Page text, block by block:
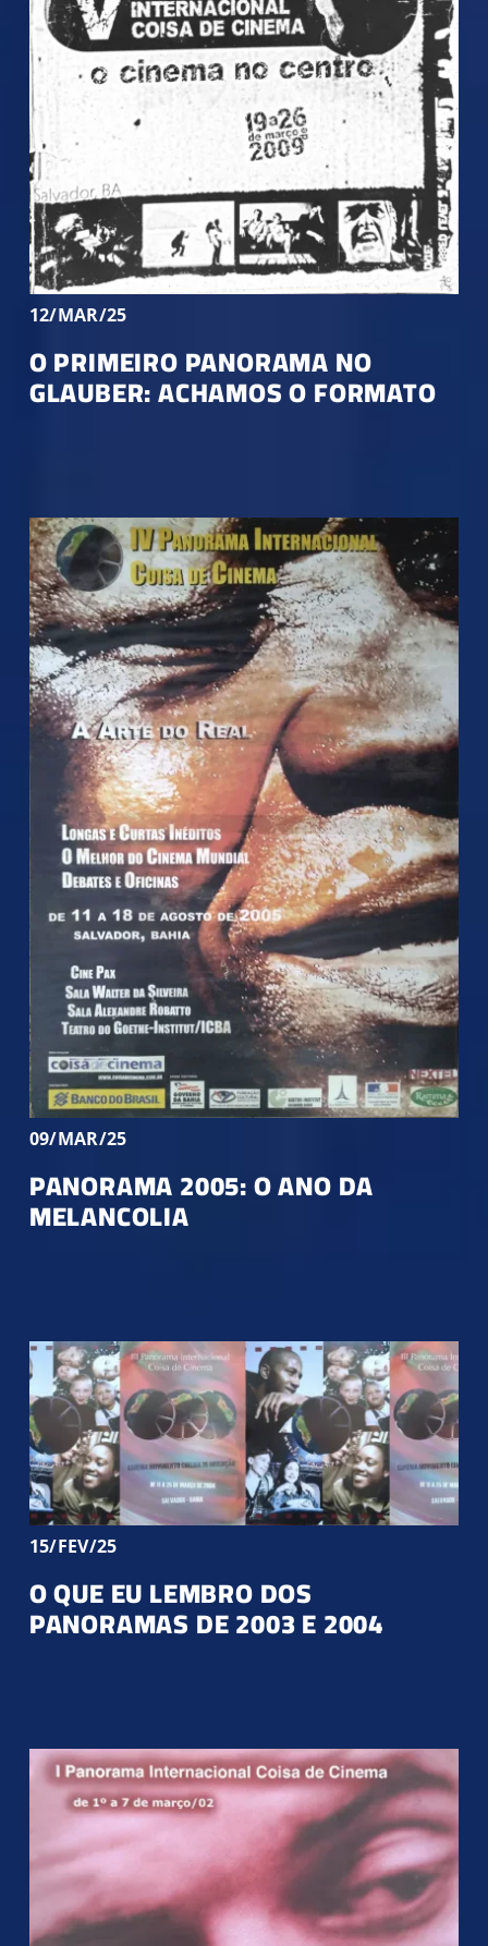
12/MAR/25
O PRIMEIRO PANORAMA NO
GLAUBER: ACHAMOS O FORMATO
09/MAR/25
PANORAMA 2005: O ANO DA
MELANCOLIA
15/FEV/25
O QUE EU LEMBRO DOS
PANORAMAS DE 2003 E 2004